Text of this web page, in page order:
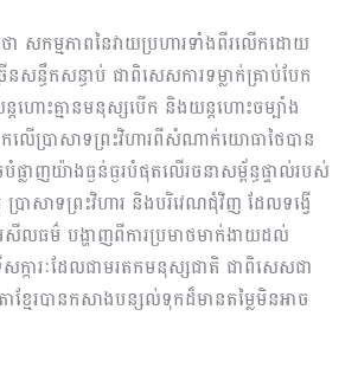
សកម្មភាពនៃវាយប្រហារទាំងពីរលើកដោយ
នសន្ធឹកសន្ធាប់ ជាពិសេសការទម្លាក់គ្រាប់បែក
ហោះគ្មានមនុស្សបើក និងយន្តហោះចម្បាំង
ើប្រាសាទព្រះវិហារពីសំណាក់យោធាថៃបាន
ផ្លាញយ៉ាងធ្ងន់ធ្ងរបំផុតលើរចនាសម្ព័ន្ធផ្ទាល់របស់
ាសាទព្រះវិហារ និងបរិវេណជុំវិញ ដែលទង្វើ
សីលធម៌ បង្ហាញពីការប្រមាថមាក់ងាយដល់
ការៈដែលជាមរតកមនុស្សជាតិ ជាពិសេសជា
ខ្មែរបានកសាងបន្សល់ទុកដ៏មានតម្លៃមិនអាច